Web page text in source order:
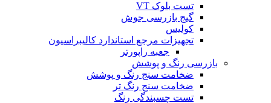
تست بلوک VT
گیج بازرسی جوش
کولیس
تجهیزات مرجع استاندارد کالیبراسیون
جعبه راپورتر
بازرسی رنگ و پوشش
ضخامت سنج رنگ و پوشش
ضخامت سنج رنگ تر
تست چسبندگی رنگ